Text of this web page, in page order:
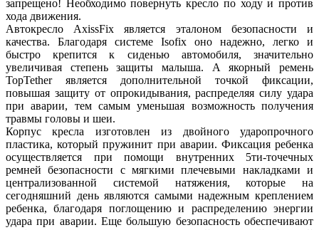
запрещено! Необходимо повернуть кресло по ходу и против
хода движения.
Автокресло AxissFix является эталоном безопасности и
качества. Благодаря системе Isofix оно надежно, легко и
быстро крепится к сиденью автомобиля, значительно
увеличивая степень защиты малыша. А якорный ремень
TopTether является дополнительной точкой фиксации,
повышая защиту от опрокидывания, распределяя силу удара
при аварии, тем самым уменьшая возможность получения
травмы головы и шеи.
Корпус кресла изготовлен из двойного ударопрочного
пластика, который пружинит при аварии. Фиксация ребенка
осуществляется при помощи внутренних 5ти-точечных
ремней безопасности с мягкими плечевыми накладками и
централизованной системой натяжения, которые на
сегодняшний день являются самыми надежным креплением
ребенка, благодаря поглощению и распределению энергии
удара при аварии. Еще большую безопасность обеспечивают